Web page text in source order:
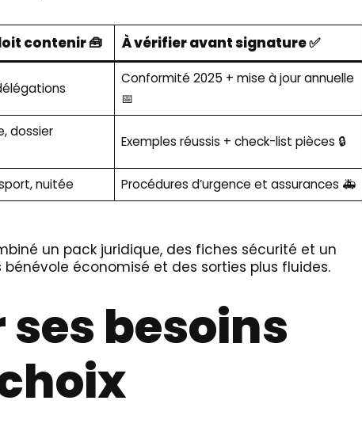
contenir 🧰 À vérifier avant signature ✅
Conformité 2025 + mise à jour annuelle
📅
dossier
Exemples réussis + check-list pièces 🔒
nuitée Procédures d’urgence et assurances 🚑
un pack juridique, des fiches sécurité et un
bénévole économisé et des sorties plus fluides.
besoins